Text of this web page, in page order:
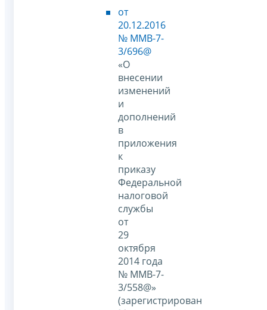
от
20.12.2016
№ ММВ-7-
3/696@
«О
внесении
изменений
и
дополнений
в
приложения
к
приказу
Федеральной
налоговой
службы
от
29
октября
2014 года
№ ММВ-7-
3/558@»
(зарегистрирован